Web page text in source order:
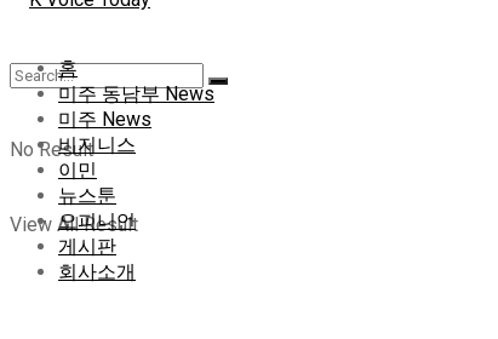
No Result
View All Result
홈
미주 동남부 News
미주 News
비지니스
이민
뉴스툰
오피니언
게시판
회사소개